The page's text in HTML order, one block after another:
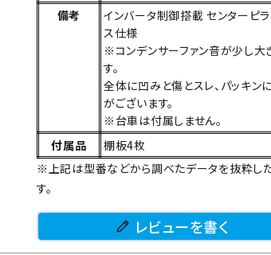
備考
インバータ制御搭載 センターピ
ス仕様
※コンデンサーファン音が少し大
す。
全体に凹みと傷とスレ、パッキン
がございます。
※台車は付属しません。
付属品
棚板4枚
※上記は型番などから調べたデータを抜粋し
す。
レビューを書く